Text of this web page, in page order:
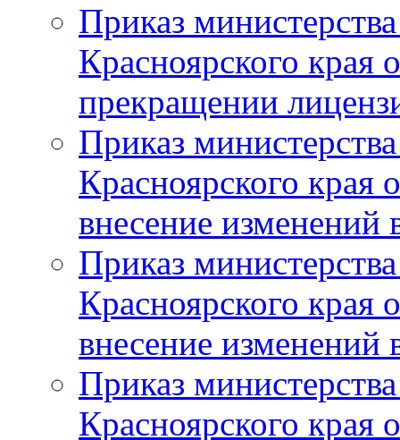
Приказ
Красноярского
прекращении
Приказ
Красноярского
внесение изменений
Приказ
Красноярского
внесение изменений
Приказ
Красноярского